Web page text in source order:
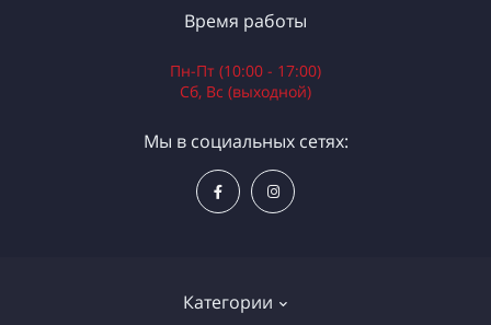
Категории
Время работы
Пн-Пт (10:00 - 17:00)
Сб, Вс (выходной)
Мы в социальных сетях: